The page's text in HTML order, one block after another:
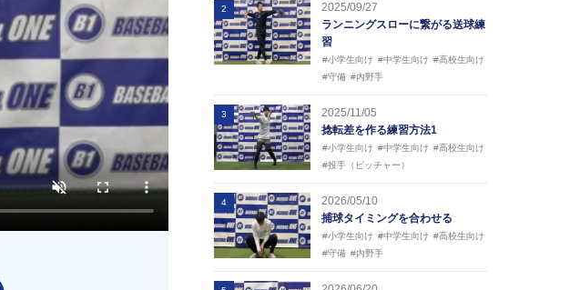
2
2025/09/27
ランニングスローに繋がる送球練
習
#小学生向け #中学生向け #高校生向け
#守備 #内野手
3
2025/11/05
捻転差を作る練習方法1
#小学生向け #中学生向け #高校生向け
#投手（ピッチャー）
4
2026/05/10
捕球タイミングを合わせる
#小学生向け #中学生向け #高校生向け
#守備 #内野手